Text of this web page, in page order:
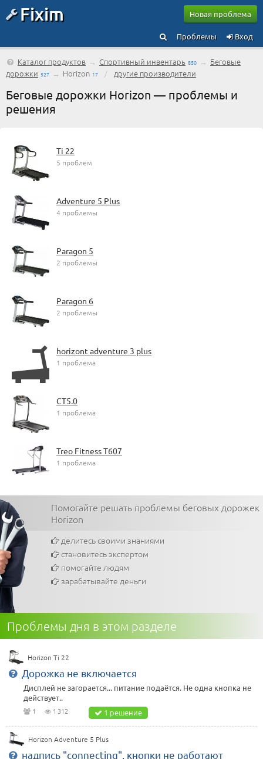
Fixim Новая проблема
Вход
Проблемы
Каталог продуктов → Спортивный инвентарь 850 → Беговые
дорожки 527 → Horizon 17 / другие производители
Беговые дорожки Horizon — проблемы и
решения
Ti 22
5 проблем
Adventure 5 Plus
4 проблемы
Paragon 5
2 проблемы
Paragon 6
2 проблемы
horizont adventure 3 plus
1 проблема
CT5.0
1 проблема
Treo Fitness T607
1 проблема
Помогайте решать проблемы беговых дорожек
Horizon
делитесь своими знаниями
становитесь экспертом
помогайте людям
зарабатывайте деньги
Проблемы дня в этом разделе
Horizon Ti 22
Дорожка не включается
Дисплей не загорается... питание подаётся. Не одна кнопка не
действует..
1 1 312 1 решение
Horizon Adventure 5 Plus
надпись "connecting", кнопки не работают